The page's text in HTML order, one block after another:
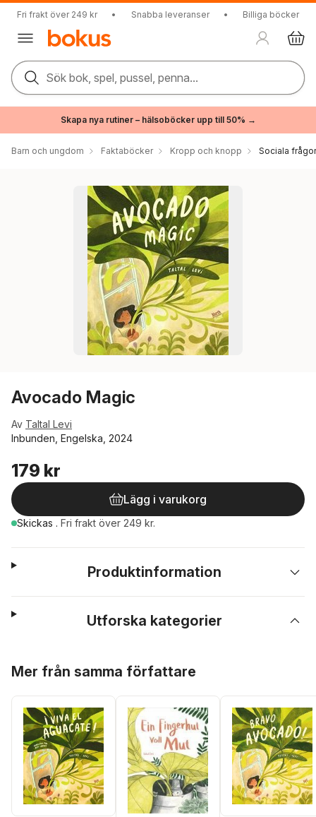
Fri frakt över 249 kr • Snabba leveranser • Billiga böcker
Sök bok, spel, pussel, penna...
Skapa nya rutiner – hälsoböcker upp till 50% →
Barn och ungdom Faktaböcker Kropp och knopp Sociala frågor
Avocado Magic
Av Taltal Levi
Inbunden, Engelska, 2024
179 kr
Lägg i varukorg
Skickas . Fri frakt över 249 kr.
Produktinformation
Utforska kategorier
Mer från samma författare